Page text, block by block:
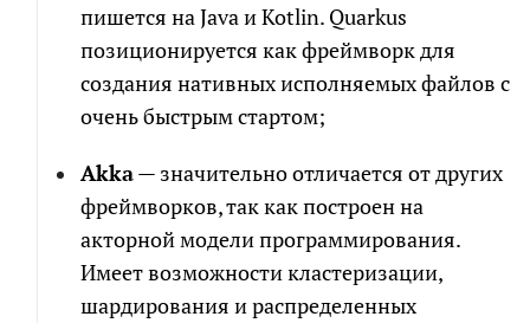
пишется на Java и Kotlin. Quarkus
позиционируется как фреймворк для
создания нативных исполняемых файлов с
очень быстрым стартом;
Akka— значительно отличается от других
фреймворков, так как построен на
акторной модели программирования.
Имеет возможности кластеризации,
шардирования и распределенных